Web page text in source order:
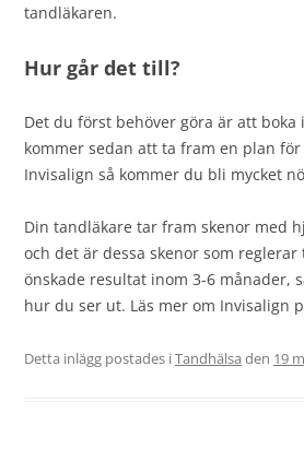
tandläkaren.
Hur går det till?
Det du först behöver göra är att
kommer sedan att ta fram en plan
Invisalign så kommer du bli mycket
Din tandläkare tar fram skenor med
och det är dessa skenor som
önskade resultat inom 3-6 månader,
hur du ser ut. Läs mer om Invisalign
Detta inlägg postades iTandhälsa den 19